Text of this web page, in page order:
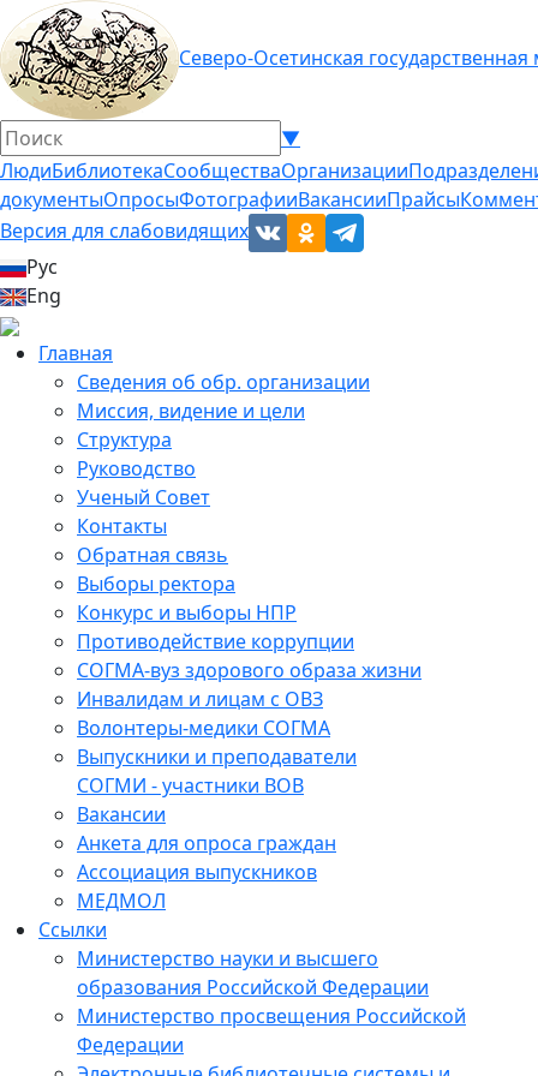
Северо-Осетинская
▼
ЛюдиБиблиотекаСообществаОрганизации
документыОпросыФотографииВакансииПрайсы
Версия для слабовидящих
Рус
Eng
Главная
Сведения об обр. организации
Миссия, видение и цели
Структура
Руководство
Ученый Совет
Контакты
Обратная связь
Выборы ректора
Конкурс и выборы НПР
Противодействие коррупции
СОГМА-вуз здорового образа жизни
Инвалидам и лицам с ОВЗ
Волонтеры-медики СОГМА
Выпускники и преподаватели
СОГМИ - участники ВОВ
Вакансии
Анкета для опроса граждан
Ассоциация выпускников
МЕДМОЛ
Ссылки
Министерство науки и высшего
образования Российской Федерации
Министерство просвещения Российской
Федерации